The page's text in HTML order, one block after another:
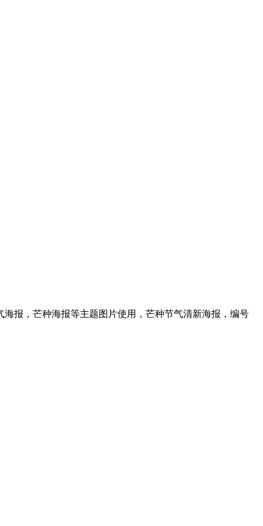
报，芒种海报等主题图片使用，芒种节气清新海报，编号